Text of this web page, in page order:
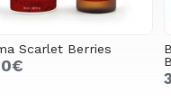
Brumizador My Mist -
Bronce